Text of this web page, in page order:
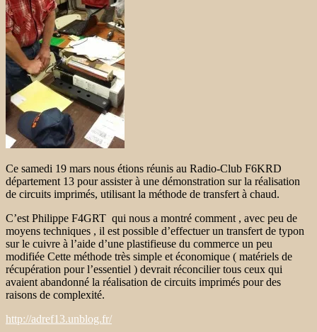
Ce samedi 19 mars nous étions réunis au Radio-Club F6KRD
département 13 pour assister à une démonstration sur la réalisation
de circuits imprimés, utilisant la méthode de transfert à chaud.
C’est Philippe F4GRT qui nous a montré comment , avec peu de
moyens techniques , il est possible d’effectuer un transfert de typon
sur le cuivre à l’aide d’une plastifieuse du commerce un peu
modifiée Cette méthode très simple et économique ( matériels de
récupération pour l’essentiel ) devrait réconcilier tous ceux qui
avaient abandonné la réalisation de circuits imprimés pour des
raisons de complexité.
http://adref13.unblog.fr/